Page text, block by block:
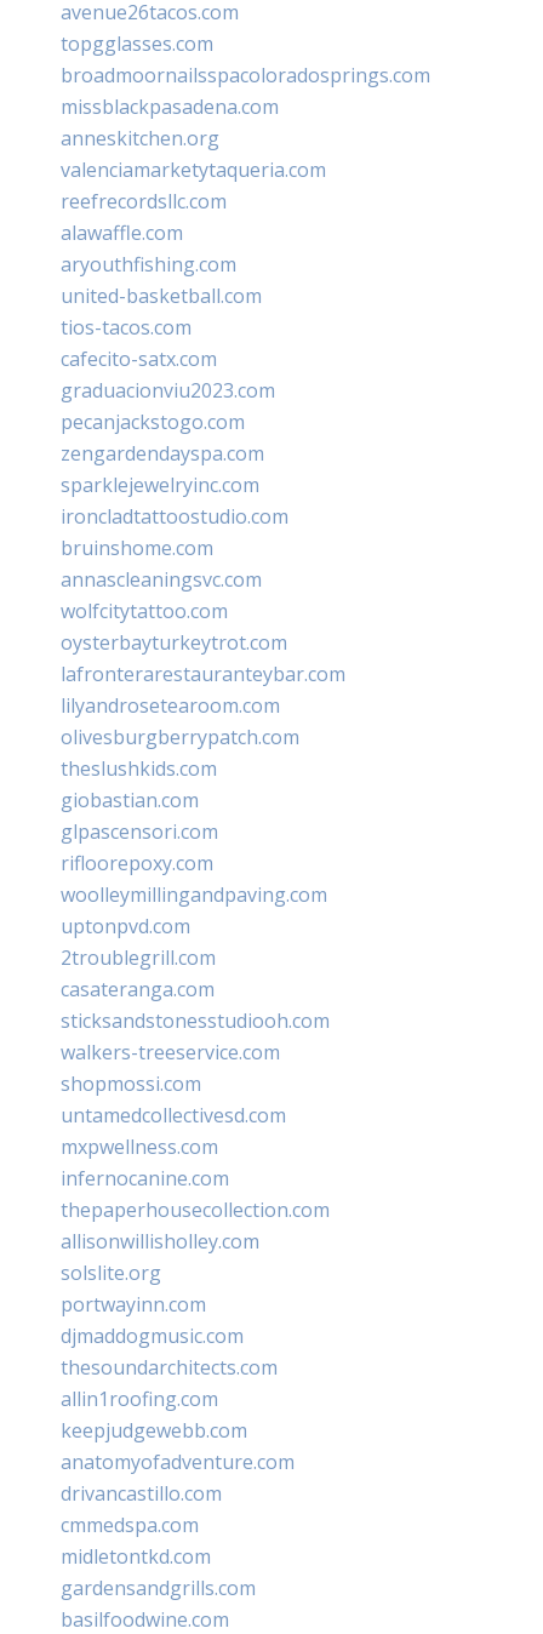
avenue26tacos.com
topgglasses.com
broadmoornailsspacoloradosprings.com
missblackpasadena.com
anneskitchen.org
valenciamarketytaqueria.com
reefrecordsllc.com
alawaffle.com
aryouthfishing.com
united-basketball.com
tios-tacos.com
cafecito-satx.com
graduacionviu2023.com
pecanjackstogo.com
zengardendayspa.com
sparklejewelryinc.com
ironcladtattoostudio.com
bruinshome.com
annascleaningsvc.com
wolfcitytattoo.com
oysterbayturkeytrot.com
lafronterarestauranteybar.com
lilyandrosetearoom.com
olivesburgberrypatch.com
theslushkids.com
giobastian.com
glpascensori.com
rifloorepoxy.com
woolleymillingandpaving.com
uptonpvd.com
2troublegrill.com
casateranga.com
sticksandstonesstudiooh.com
walkers-treeservice.com
shopmossi.com
untamedcollectivesd.com
mxpwellness.com
infernocanine.com
thepaperhousecollection.com
allisonwillisholley.com
solslite.org
portwayinn.com
djmaddogmusic.com
thesoundarchitects.com
allin1roofing.com
keepjudgewebb.com
anatomyofadventure.com
drivancastillo.com
cmmedspa.com
midletontkd.com
gardensandgrills.com
basilfoodwine.com